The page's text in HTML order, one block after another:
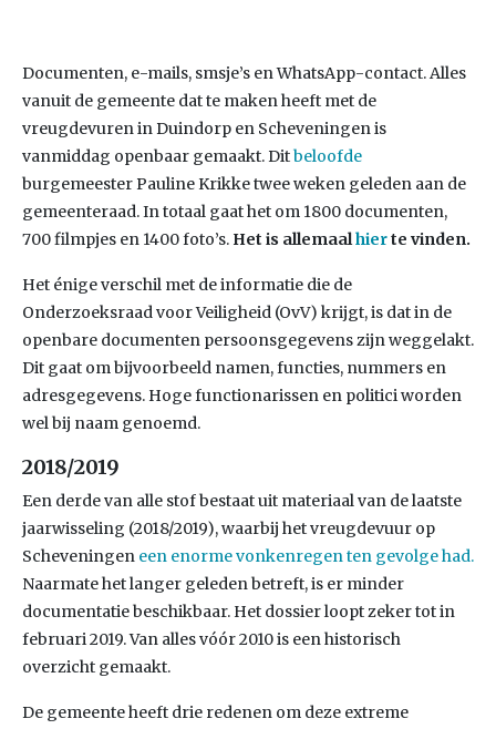
Documenten, e-mails, smsje’s en WhatsApp-contact. Alles
vanuit de gemeente dat te maken heeft met de
vreugdevuren in Duindorp en Scheveningen is
vanmiddag openbaar gemaakt. Ditbeloofde
burgemeester Pauline Krikke twee weken geleden aan de
gemeenteraad. In totaal gaat het om 1800 documenten,
700 filmpjes en 1400 foto’s. Het is allemaalhierte vinden.
Het énige verschil met de informatie die de
Onderzoeksraad voor Veiligheid (OvV) krijgt, is dat in de
openbare documenten persoonsgegevens zijn weggelakt.
Dit gaat om bijvoorbeeld namen, functies, nummers en
adresgegevens. Hoge functionarissen en politici worden
wel bij naam genoemd.
2018/2019
Een derde van alle stof bestaat uit materiaal van de laatste
jaarwisseling (2018/2019), waarbij het vreugdevuur op
Scheveningen een enorme vonkenregen ten gevolge had.
Naarmate het langer geleden betreft, is er minder
documentatie beschikbaar. Het dossier loopt zeker tot in
februari 2019. Van alles vóór 2010 is een historisch
overzicht gemaakt.
De gemeente heeft drie redenen om deze extreme